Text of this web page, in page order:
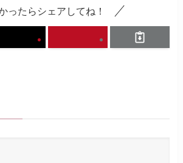
ったらシェアしてね！